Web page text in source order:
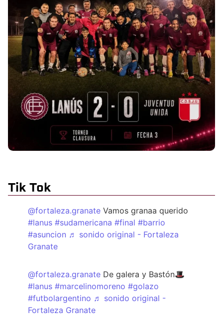
Tik Tok
@fortaleza.granate Vamos granaa querido
#lanus #sudamericana #final #barrio
#asuncion ♬ sonido original - Fortaleza
Granate
@fortaleza.granate De galera y Bastón🎩
#lanus #marcelinomoreno #golazo
#futbolargentino ♬ sonido original -
Fortaleza Granate